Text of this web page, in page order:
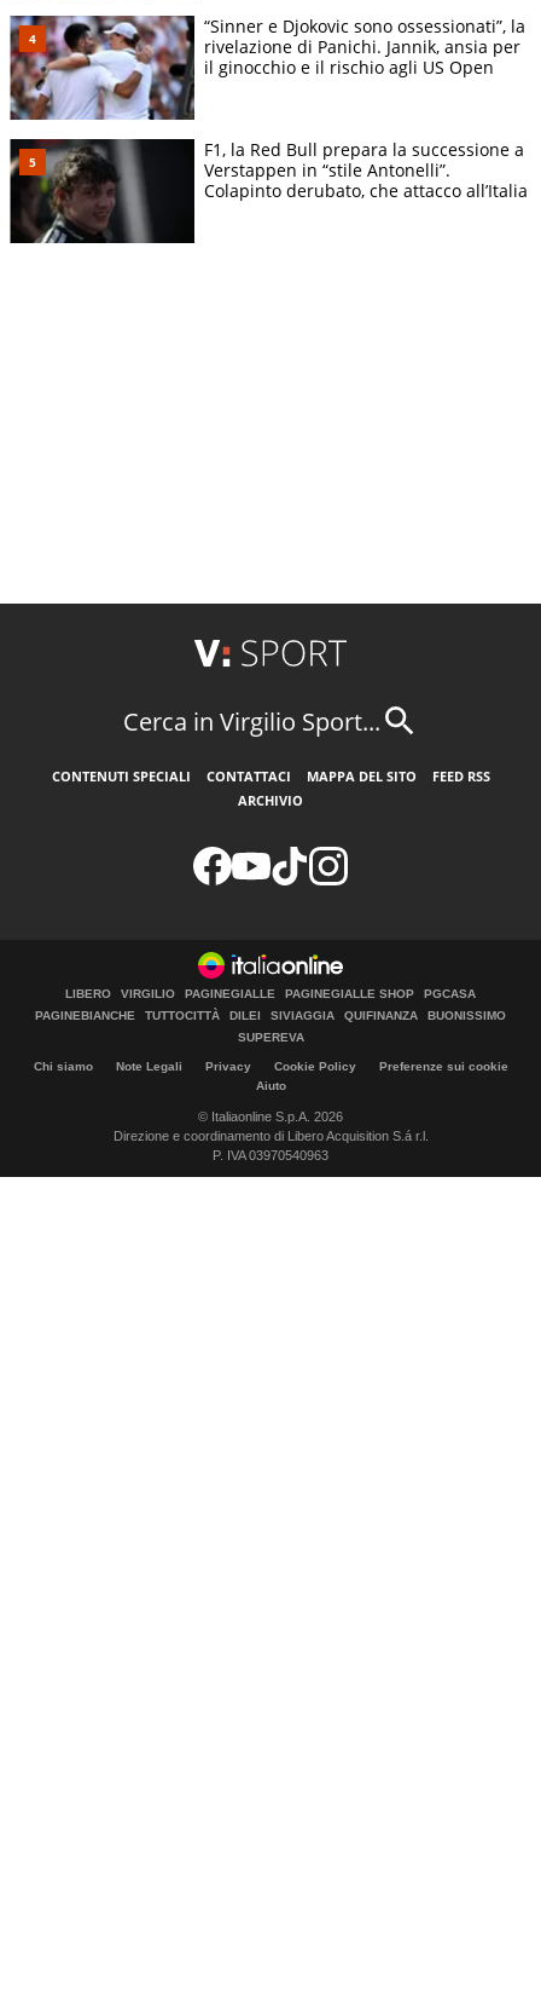
“Sinner e Djokovic sono ossessionati”, la
rivelazione di Panichi. Jannik, ansia per
il ginocchio e il rischio agli US Open
F1, la Red Bull prepara la successione a
Verstappen in “stile Antonelli”.
Colapinto derubato, che attacco all’Italia
Cerca in Virgilio Sport...
CONTENUTI SPECIALI CONTATTACI MAPPA DEL SITO
FEED RSS
ARCHIVIO
LIBERO VIRGILIO PAGINEGIALLE PAGINEGIALLE SHOP
PGCASA
PAGINEBIANCHE
TUTTOCITTÀ DILEI SIVIAGGIA QUIFINANZA
BUONISSIMO
SUPEREVA
Chi siamo Note Legali Privacy Cookie Policy
Preferenze sui cookie
Aiuto
© Italiaonline S.p.A. 2026
Direzione e coordinamento di Libero Acquisition S.á r.l.
P. IVA 03970540963